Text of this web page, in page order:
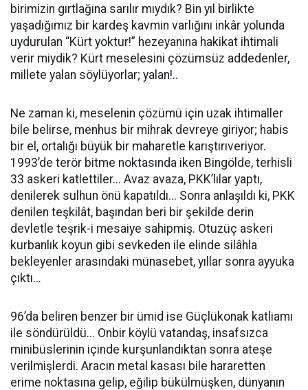
birimizin gırtlağına sarılır mıydık? Bin yıl birlikte
yaşadığımız bir kardeş kavmin varlığını inkâr yolunda
uydurulan “Kürt yoktur!” hezeyanına hakikat ihtimali
verir miydik? Kürt meselesini çözümsüz addedenler,
millete yalan söylüyorlar; yalan!..
Ne zaman ki, meselenin çözümü için uzak ihtimaller
bile belirse, menhus bir mihrak devreye giriyor; habis
bir el, ortalığı büyük bir maharetle karıştırıveriyor.
1993’de terör bitme noktasında iken Bingölde, terhisli
33 askeri katlettiler... Avaz avaza, PKK’lılar yaptı,
denilerek sulhun önü kapatıldı... Sonra anlaşıldı ki, PKK
denilen teşkilât, başından beri bir şekilde derin
devletle teşrik-i mesaiye sahipmiş. Otuzüç askeri
kurbanlık koyun gibi sevkeden ile elinde silâhla
bekleyenler arasındaki münasebet, yıllar sonra ayyuka
çıktı...
96’da beliren benzer bir ümid ise Güçlükonak katliamı
ile söndürüldü... Onbir köylü vatandaş, insafsızca
minibüslerinin içinde kurşunlandıktan sonra ateşe
verilmişlerdi. Aracın metal kasası bile hararetten
erime noktasına gelip, eğilip bükülmüşken, dünyanın